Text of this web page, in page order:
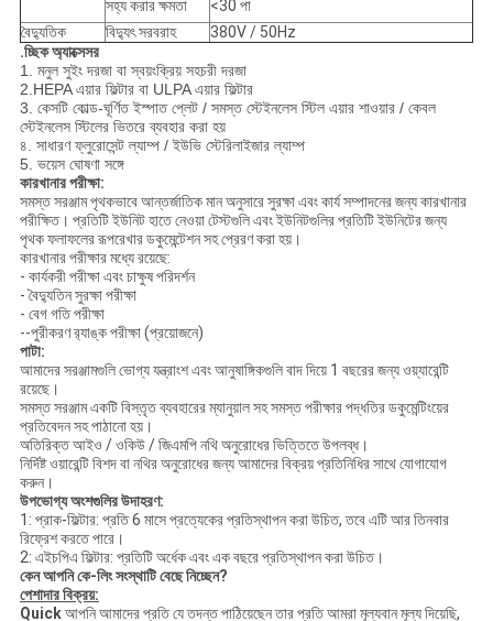
সহ্য করার ক্ষমতা
<30 পা
বৈদ্যুতিক
বিদ্যুৎ সরবরাহ
380V / 50Hz
.চ্ছিক অ্যাক্সেসর
1. মনুল সুইং দরজা বা স্বয়ংক্রিয় সহচরী দরজা
2.HEPA এয়ার ফিল্টার বা ULPA এয়ার ফিল্টার
3. কেসটি কোল্ড-ঘূর্ণিত ইস্পাত প্লেট / সমস্ত স্টেইনলেস স্টিল এয়ার শাওয়ার / কেবল
স্টেইনলেস স্টিলের ভিতরে ব্যবহার করা হয়
৪. সাধারণ ফ্লুরোসেন্ট ল্যাম্প / ইউভি স্টেরিলাইজার ল্যাম্প
5. ভয়েস ঘোষণা সঙ্গে
কারখানার পরীক্ষা:
সমস্ত সরঞ্জাম পৃথকভাবে আন্তর্জাতিক মান অনুসারে সুরক্ষা এবং কার্য সম্পাদনের জন্য কারখানার
পরীক্ষিত। প্রতিটি ইউনিট হাতে নেওয়া টেস্টগুলি এবং ইউনিটগুলির প্রতিটি ইউনিটের জন্য
পৃথক ফলাফলের রূপরেখার ডকুমেন্টেশন সহ প্রেরণ করা হয়।
কারখানার পরীক্ষার মধ্যে রয়েছে:
- কার্যকরী পরীক্ষা এবং চাক্ষুষ পরিদর্শন
- বৈদ্যুতিন সুরক্ষা পরীক্ষা
- বেগ গতি পরীক্ষা
--পুরীকরণ র‌্যাঙ্ক পরীক্ষা (প্রয়োজনে)
পাটা:
আমাদের সরঞ্জামগুলি ভোগ্য যন্ত্রাংশ এবং আনুষাঙ্গিকগুলি বাদ দিয়ে 1 বছরের জন্য ওয়্যারেন্টি
রয়েছে।
সমস্ত সরঞ্জাম একটি বিস্তৃত ব্যবহারের ম্যানুয়াল সহ সমস্ত পরীক্ষার পদ্ধতির ডকুমেন্টিংয়ের
প্রতিবেদন সহ পাঠানো হয়।
অতিরিক্ত আইও / ওকিউ / জিএমপি নথি অনুরোধের ভিত্তিতে উপলব্ধ।
নির্দিষ্ট ওয়ারেন্টি বিশদ বা নথির অনুরোধের জন্য আমাদের বিক্রয় প্রতিনিধির সাথে যোগাযোগ
করুন।
উপভোগ্য অংশগুলির উদাহরণ:
1: প্রাক-ফিল্টার: প্রতি 6 মাসে প্রত্যেকের প্রতিস্থাপন করা উচিত, তবে এটি আর তিনবার
রিফ্রেশ করতে পারে।
2: এইচপিএ ফিল্টার: প্রতিটি অর্ধেক এবং এক বছরে প্রতিস্থাপন করা উচিত।
কেন আপনি কে-লিং সংস্থাটি বেছে নিচ্ছেন?
পেশাদার বিক্রয়:
Quickআপনি আমাদের প্রতি যে তদন্ত পাঠিয়েছেন তার প্রতি আমরা মূল্যবান মূল্য দিয়েছি,